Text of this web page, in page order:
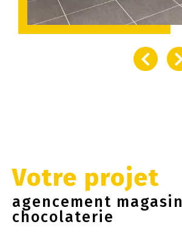
Votre projet
agencement magasin
chocolaterie